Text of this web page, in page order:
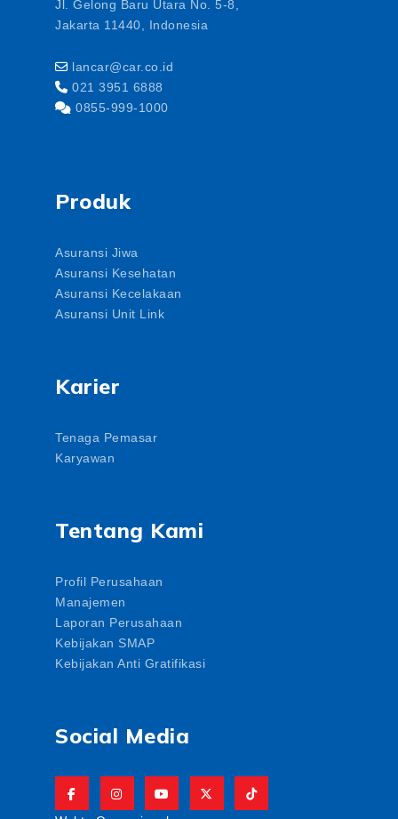
Jl. Gelong Baru Utara No. 5-8,
Jakarta 11440, Indonesia
lancar@car.co.id
021 3951 6888
0855-999-1000
Produk
Asuransi Jiwa
Asuransi Kesehatan
Asuransi Kecelakaan
Asuransi Unit Link
Karier
Tenaga Pemasar
Karyawan
Tentang Kami
Profil Perusahaan
Manajemen
Laporan Perusahaan
Kebijakan SMAP
Kebijakan Anti Gratifikasi
Social Media